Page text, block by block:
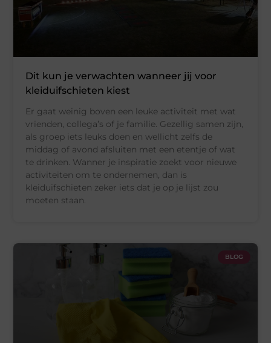
Dit kun je verwachten wanneer jij voor
kleiduifschieten kiest
Er gaat weinig boven een leuke activiteit met wat
vrienden, collega’s of je familie. Gezellig samen zijn,
als groep iets leuks doen en wellicht zelfs de
middag of avond afsluiten met een etentje of wat
te drinken. Wanner je inspiratie zoekt voor nieuwe
activiteiten om te ondernemen, dan is
kleiduifschieten zeker iets dat je op je lijst zou
moeten staan.
BLOG